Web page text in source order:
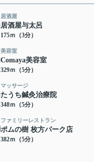
居酒屋
居酒屋与太呂
175ｍ（3分）
美容室
Comaya美容室
329ｍ（5分）
マッサージ
たうち鍼灸治療院
348ｍ（5分）
ファミリーレストラン
ポムの樹 枚方パーク店
382ｍ（5分）